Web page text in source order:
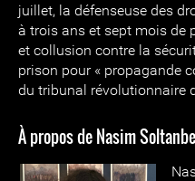
juillet, la défenseuse des
à trois ans et sept mois de
et collusion contre la
prison pour « propagande
du tribunal révolutionnaire
À propos de Nasim